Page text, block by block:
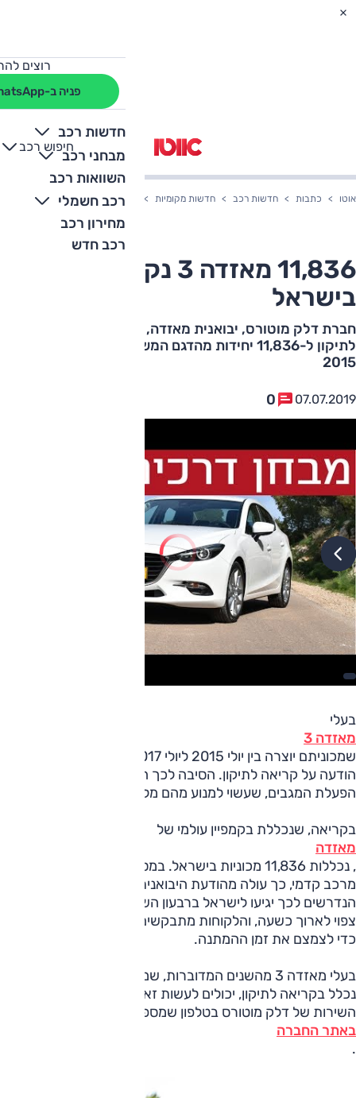
רוצים
פניה ב-WhatsApp
חדשות רכב
מבחני רכב
השוואות רכב
רכב חשמלי
מחירון רכב
רכב חדש
חיפוש רכב
+
-
אוטו כתבות חדשות רכב חדשות מקומיות 11,836 מאזדה 3 נקראות לתיקון בישראל
11,836 מאזדה 3 נקראות לתיקון
בישראל
חברת דלק מוטורס, יבואנית מאזדה, מודיעה על קריאה
2015
07.07.2019
0
בעלי
מאזדה 3
הודעה על קריאה לתיקון. הסיבה לכך היא כשל אפשרי במנגנון
הפעלת המגבים, שעשוי למנוע מהם מלפעול כנדרש.
בקריאה, שנכללת בקמפיין עולמי של
מאזדה
, נכללות 11,836 מכוניות בישראל. במסגרתה יוחלף מחשב
מרכב קדמי, כך עולה מהודעת היבואנית, שצופה כי החלקים
הנדרשים לכך יגיעו לישראל ברבעון השלישי של השנה. התיקון
צפוי לארוך כשעה, והלקוחות מתבקשים לתאם את ביצועו מראש,
כדי לצמצם את זמן ההמתנה.
בעלי מאזדה 3 מהשנים המדוברות, שמעוניינים לבדוק אם רכבם
נכלל בקריאה לתיקון, יכולים לעשות זאת באמצעות מוקד
השירות של דלק מוטורס בטלפון שמספרו 08-9139995 או
באתר החברה
.